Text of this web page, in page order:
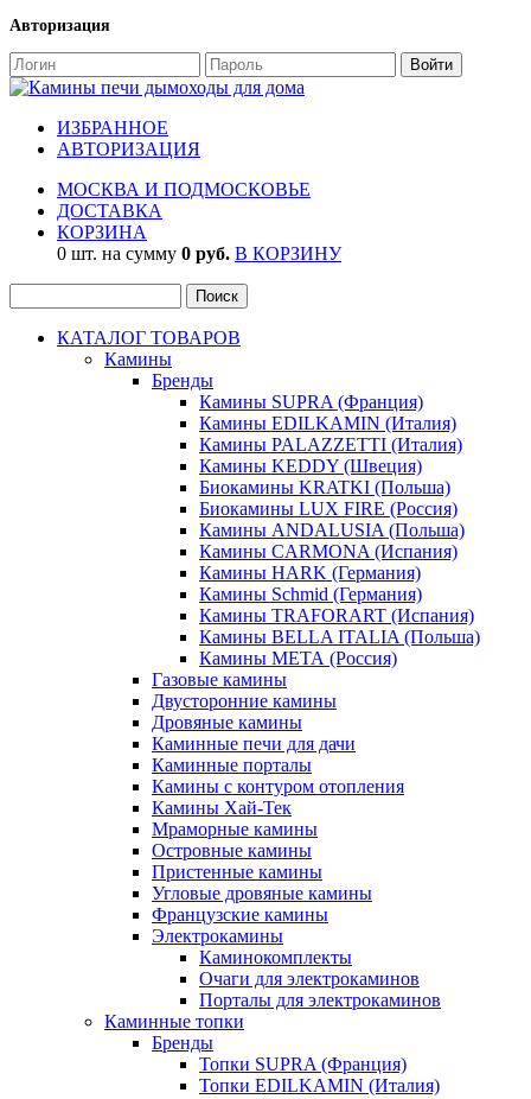
Авторизация
ИЗБРАННОЕ
АВТОРИЗАЦИЯ
МОСКВА И ПОДМОСКОВЬЕ
ДОСТАВКА
КОРЗИНА
0 шт. на сумму 0 руб. В КОРЗИНУ
КАТАЛОГ ТОВАРОВ
Камины
Бренды
Камины SUPRA (Франция)
Камины EDILKAMIN (Италия)
Камины PALAZZETTI (Италия)
Камины KEDDY (Швеция)
Биокамины KRATKI (Польша)
Биокамины LUX FIRE (Россия)
Камины ANDALUSIA (Польша)
Камины CARMONA (Испания)
Камины HARK (Германия)
Камины Schmid (Германия)
Камины TRAFORART (Испания)
Камины BELLA ITALIA (Польша)
Камины МЕТА (Россия)
Газовые камины
Двусторонние камины
Дровяные камины
Каминные печи для дачи
Каминные порталы
Камины с контуром отопления
Камины Хай-Тек
Мраморные камины
Островные камины
Пристенные камины
Угловые дровяные камины
Французские камины
Электрокамины
Каминокомплекты
Очаги для электрокаминов
Порталы для электрокаминов
Каминные топки
Бренды
Топки SUPRA (Франция)
Топки EDILKAMIN (Италия)